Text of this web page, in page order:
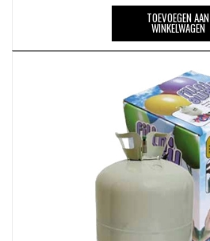
TOEVOEGEN AAN
WINKELWAGEN